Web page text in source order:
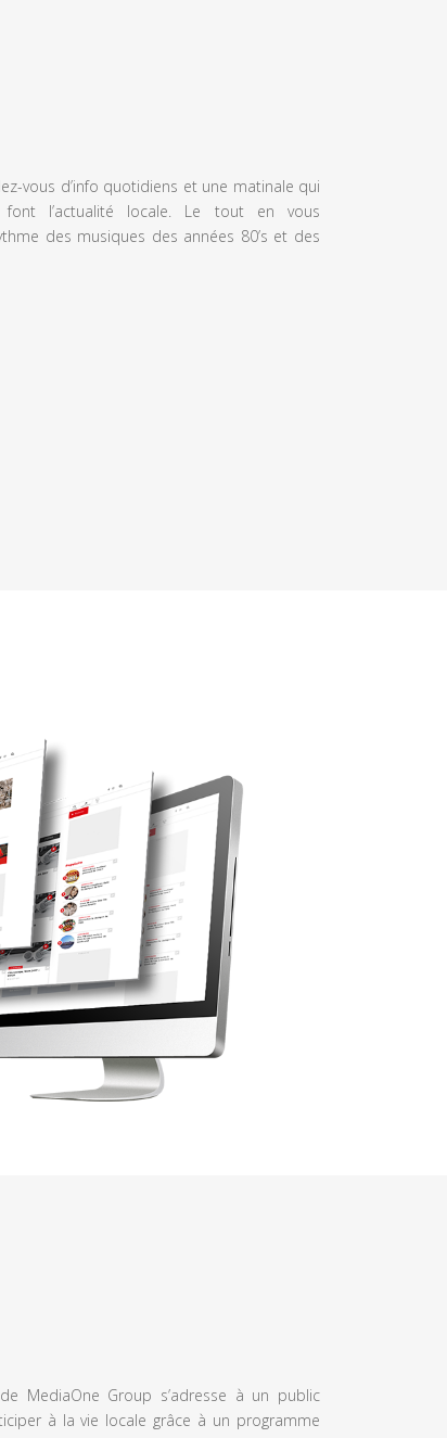
vous d’info quotidiens et une matinale qui
l’actualité locale. Le tout en vous
des musiques des années 80’s et des
MediaOne Group s’adresse à un public
à la vie locale grâce à un programme